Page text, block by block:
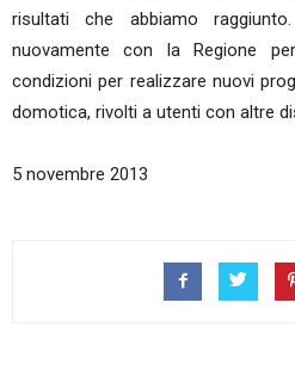
risultati che abbiamo
nuovamente con la Regione
condizioni per realizzare nuovi
domotica, rivolti a utenti con altre
5 novembre 2013